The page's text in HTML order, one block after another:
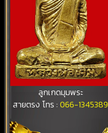
ลูกเกดมุมพระ
สายตรง โทร :066-1345389